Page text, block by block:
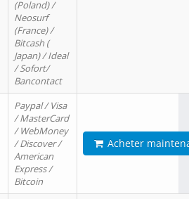
(Poland) /
Neosurf
(France) /
Bitcash (
Japan) / Ideal
/ Sofort/
Bancontact
Paypal / Visa
/ MasterCard
/ WebMoney
/ Discover /
American
Express /
Bitcoin
Acheter